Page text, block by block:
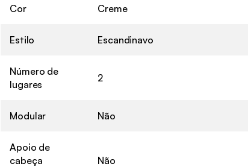
Cor Creme
Estilo Escandinavo
Número de
lugares
2
Modular Não
Apoio de
cabeça
Não